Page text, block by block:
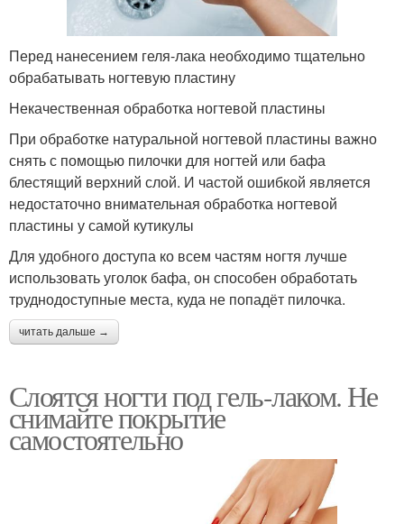
Перед нанесением геля-лака необходимо тщательно
обрабатывать ногтевую пластину
Некачественная обработка ногтевой пластины
При обработке натуральной ногтевой пластины важно
снять с помощью пилочки для ногтей или бафа
блестящий верхний слой. И частой ошибкой является
недостаточно внимательная обработка ногтевой
пластины у самой кутикулы
Для удобного доступа ко всем частям ногтя лучше
использовать уголок бафа, он способен обработать
труднодоступные места, куда не попадёт пилочка.
читать дальше →
Слоятся ногти под гель-лаком. Не
снимайте покрытие
самостоятельно